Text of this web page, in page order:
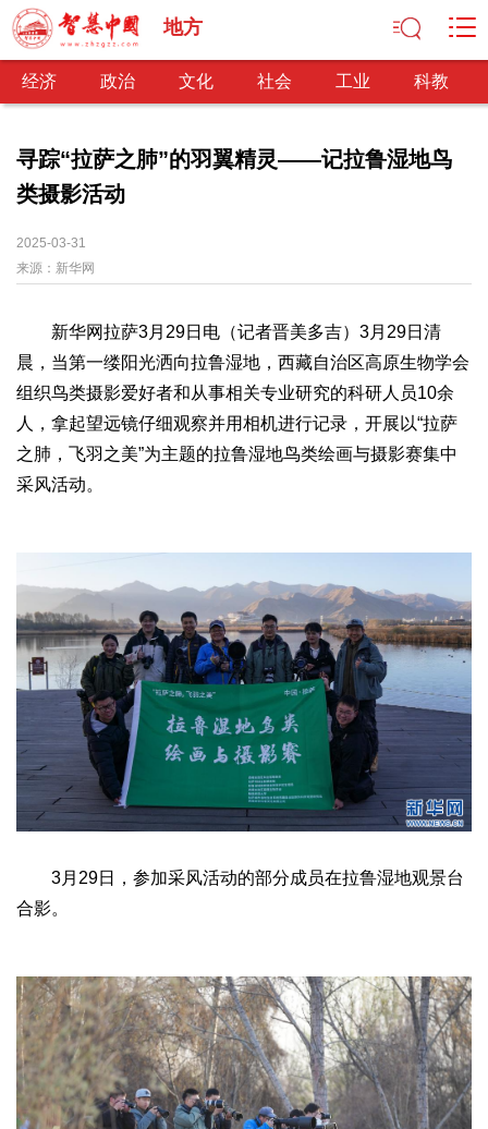
地方
经济 政治 文化 社会 工业 科教
经济
经济观察
经济转型
依法治国 司法公正 民主政治
观察思考
网文推荐
文化
中华文化 核心价值 文化产业 文化事业
艺术百家
文化观察
工业
装备制造 智能制造 制造2025 大国工匠
科教
科技观察 创新前沿 智慧教育 职业教育
三农
智慧农业 智慧乡村
国防建设 军民融合 兵器装备 军营风采
国际
生态
生态文明 能源资源 环境保护 地方生态 休闲旅游
视频
访谈 动态
寻踪“拉萨之肺”的羽翼精灵——记拉鲁湿地鸟
类摄影活动
2025-03-31
来源： 新华网
新华网拉萨3月29日电（记者晋美多吉）3月29日清
晨，当第一缕阳光洒向拉鲁湿地，西藏自治区高原生物学会
组织鸟类摄影爱好者和从事相关专业研究的科研人员10余
人，拿起望远镜仔细观察并用相机进行记录，开展以“拉萨
之肺，飞羽之美”为主题的拉鲁湿地鸟类绘画与摄影赛集中
采风活动。
3月29日，参加采风活动的部分成员在拉鲁湿地观景台
合影。